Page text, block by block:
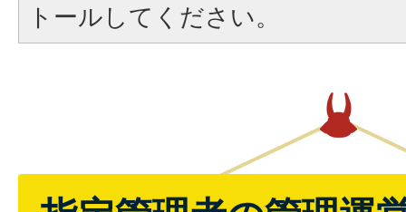
トールしてください。